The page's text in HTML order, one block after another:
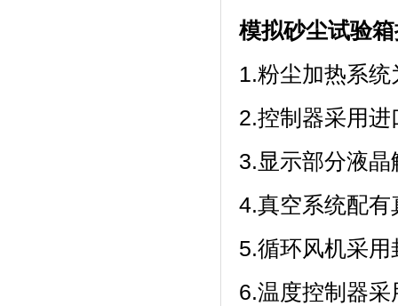
模拟砂尘试验
1.粉尘加热系
2.控制器采用
3.显示部分液晶
4.真空系统配有真
5.循环风机采用
6.温度控制器采